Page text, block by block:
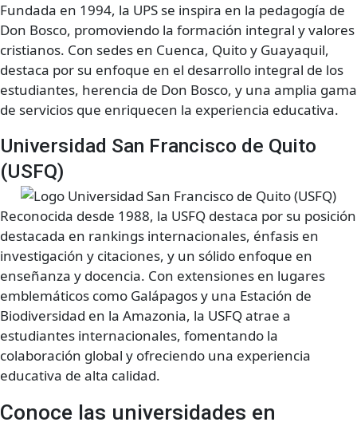
Fundada en 1994, la UPS se inspira en la pedagogía de
Don Bosco, promoviendo la formación integral y valores
cristianos. Con sedes en Cuenca, Quito y Guayaquil,
destaca por su enfoque en el desarrollo integral de los
estudiantes, herencia de Don Bosco, y una amplia gama
de servicios que enriquecen la experiencia educativa.
Universidad San Francisco de Quito
(USFQ)
Reconocida desde 1988, la USFQ destaca por su posición
destacada en rankings internacionales, énfasis en
investigación y citaciones, y un sólido enfoque en
enseñanza y docencia. Con extensiones en lugares
emblemáticos como Galápagos y una Estación de
Biodiversidad en la Amazonia, la USFQ atrae a
estudiantes internacionales, fomentando la
colaboración global y ofreciendo una experiencia
educativa de alta calidad.
Conoce las universidades en